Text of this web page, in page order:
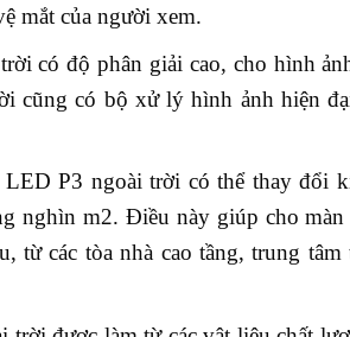
mắt của người xem.
có độ phân giải cao, cho hình
cũng có bộ xử lý hình ảnh hiện
P3 ngoài trời có thể thay đổi
nghìn m2. Điều này giúp cho
từ các tòa nhà cao tầng, trung